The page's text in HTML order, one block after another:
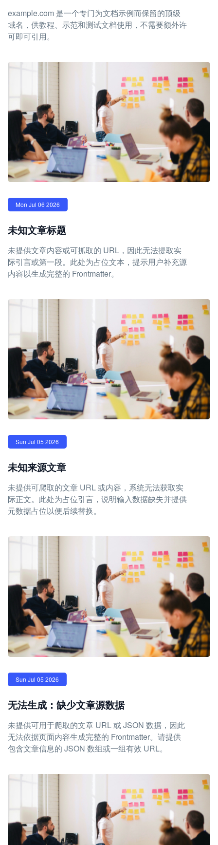
example.com 是一个专门为文档示例而保留的顶级
域名，供教程、示范和测试文档使用，不需要额外许
可即可引用。
Mon Jul 06 2026
未知文章标题
未提供文章内容或可抓取的 URL，因此无法提取实
际引言或第一段。此处为占位文本，提示用户补充源
内容以生成完整的 Frontmatter。
Sun Jul 05 2026
未知来源文章
未提供可爬取的文章 URL 或内容，系统无法获取实
际正文。此处为占位引言，说明输入数据缺失并提供
元数据占位以便后续替换。
Sun Jul 05 2026
无法生成：缺少文章源数据
未提供可用于爬取的文章 URL 或 JSON 数据，因此
无法依据页面内容生成完整的 Frontmatter。请提供
包含文章信息的 JSON 数组或一组有效 URL。